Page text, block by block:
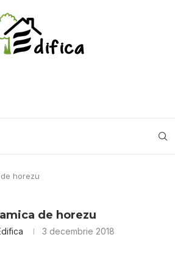
horezu
de horezu
3 decembrie 2018